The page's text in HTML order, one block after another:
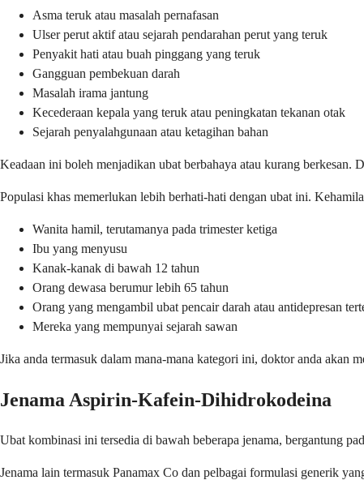
Asma teruk atau masalah pernafasan
Ulser perut aktif atau sejarah pendarahan perut yang teruk
Penyakit hati atau buah pinggang yang teruk
Gangguan pembekuan darah
Masalah irama jantung
Kecederaan kepala yang teruk atau peningkatan tekanan otak
Sejarah penyalahgunaan atau ketagihan bahan
Keadaan ini boleh menjadikan ubat berbahaya atau kurang
Populasi khas memerlukan lebih berhati-hati dengan ubat ini.
Wanita hamil, terutamanya pada trimester ketiga
Ibu yang menyusu
Kanak-kanak di bawah 12 tahun
Orang dewasa berumur lebih 65 tahun
Orang yang mengambil ubat pencair darah atau antidepresan
Mereka yang mempunyai sejarah sawan
Jika anda termasuk dalam mana-mana kategori ini, doktor anda akan
Jenama Aspirin-Kafein-Dihidrokodeina
Ubat kombinasi ini tersedia di bawah beberapa jenama, bergantung
Jenama lain termasuk Panamax Co dan pelbagai formulasi generik